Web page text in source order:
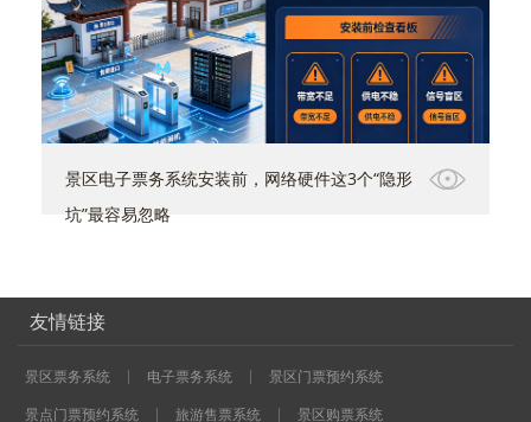
景区电子票务系统安装前，网络硬件这3个“隐形
坑”最容易忽略
友情链接
景区票务系统 电子票务系统
景区门票预约系统
景点门票预约系统
旅游售票系统 景区购票系统